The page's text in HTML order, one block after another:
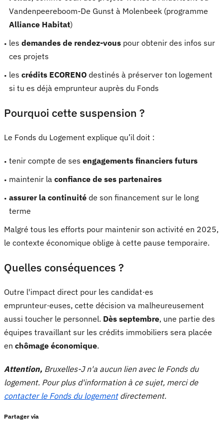
Vandenpeereboom-De Gunst à Molenbeek (programme
Alliance Habitat)
les demandes de rendez-vous pour obtenir des infos sur
ces projets
les crédits ECORENO destinés à préserver ton logement
si tu es déjà emprunteur auprès du Fonds
Pourquoi cette suspension ?
Le Fonds du Logement explique qu’il doit :
tenir compte de ses engagements financiers futurs
maintenir la confiance de ses partenaires
assurer la continuité de son financement sur le long
terme
Malgré tous les efforts pour maintenir son activité en 2025,
le contexte économique oblige à cette pause temporaire.
Quelles conséquences ?
Outre l'impact direct pour les candidat·es
emprunteur·euses, cette décision va malheureusement
aussi toucher le personnel. Dès septembre, une partie des
équipes travaillant sur les crédits immobiliers sera placée
en chômage économique.
Attention, Bruxelles-J n'a aucun lien avec le Fonds du
logement. Pour plus d'information à ce sujet, merci de
contacter le Fonds du logementdirectement.
Partager via